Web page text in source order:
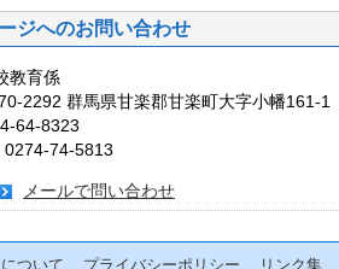
ジへのお問い合わせ
教育係
2292 群馬県甘楽郡甘楽町大字小幡161-1
64-8323
0274-74-5813
メールで問い合わせ
ついて プライバシーポリシー リンク集